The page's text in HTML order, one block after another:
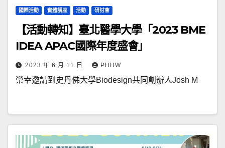
國際活動 實體講座 活動 研討會
【活動轉知】臺北醫學大學「2023 BME
IDEA APAC國際年度盛會」
2023 年 6 月 11 日 PHHW
榮幸邀請到史丹佛大學Biodesign共同創辦人Josh M